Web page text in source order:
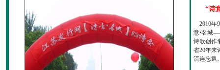
“诗
2010年
意•名城
诗歌创作
省20年来
流连忘返